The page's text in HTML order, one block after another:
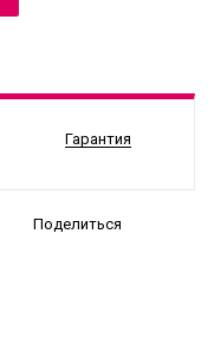
Гарантия
Поделиться